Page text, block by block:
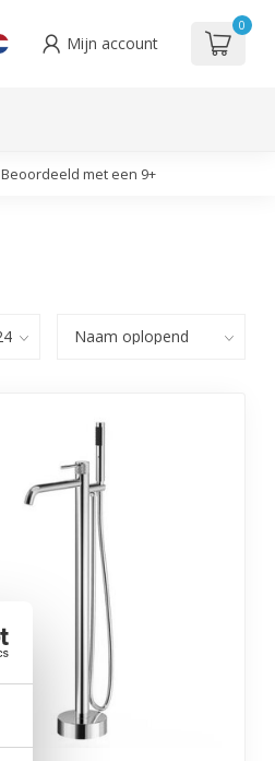
Mijn account
0
Beoordeeld met een 9+